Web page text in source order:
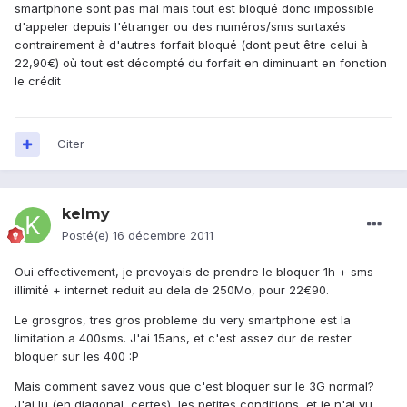
smartphone sont pas mal mais tout est bloqué donc impossible
d'appeler depuis l'étranger ou des numéros/sms surtaxés
contrairement à d'autres forfait bloqué (dont peut être celui à
22,90€) où tout est décompté du forfait en diminuant en fonction
le crédit
Citer
kelmy
Posté(e) 16 décembre 2011
Oui effectivement, je prevoyais de prendre le bloquer 1h + sms
illimité + internet reduit au dela de 250Mo, pour 22€90.
Le grosgros, tres gros probleme du very smartphone est la
limitation a 400sms. J'ai 15ans, et c'est assez dur de rester
bloquer sur les 400 :P
Mais comment savez vous que c'est bloquer sur le 3G normal?